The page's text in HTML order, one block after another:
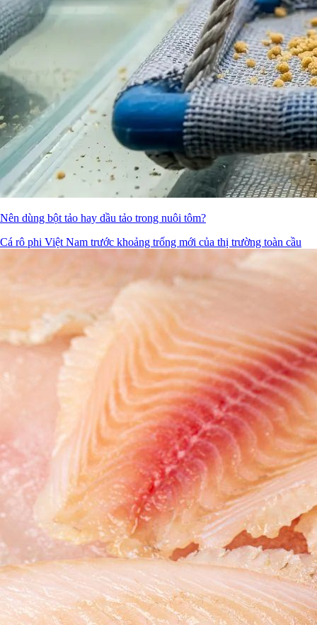
Nên dùng bột tảo hay dầu tảo trong nuôi tôm?
Cá rô phi Việt Nam trước khoảng trống mới của thị trường toàn cầu